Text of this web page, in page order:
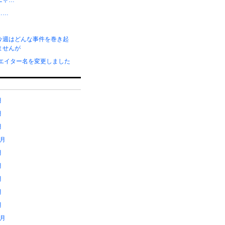
週はどんな事件を巻き起
んが
イター名を変更しました